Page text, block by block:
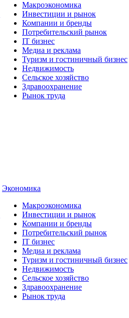
Макроэкономика
Инвестиции и рынок
Компании и бренды
Потребительский рынок
IT бизнес
Медиа и реклама
Туризм и гостиничный бизнес
Недвижимость
Сельское хозяйство
Здравоохранение
Рынок труда
Экономика
Макроэкономика
Инвестиции и рынок
Компании и бренды
Потребительский рынок
IT бизнес
Медиа и реклама
Туризм и гостиничный бизнес
Недвижимость
Сельское хозяйство
Здравоохранение
Рынок труда